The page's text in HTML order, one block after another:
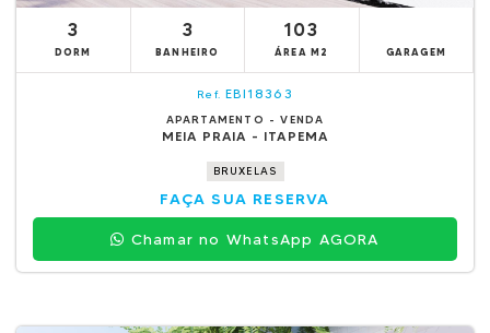
3
DORM
3
BANHEIRO
103
ÁREA M2 GARAGEM
Ref. EBI18363
APARTAMENTO - VENDA
MEIA PRAIA - ITAPEMA
BRUXELAS
FAÇA SUA RESERVA
Chamar no WhatsApp AGORA